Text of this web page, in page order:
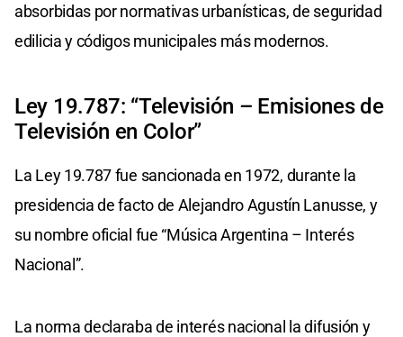
absorbidas por normativas urbanísticas, de seguridad
edilicia y códigos municipales más modernos.
Ley 19.787: “Televisión – Emisiones de
Televisión en Color”
La Ley 19.787 fue sancionada en 1972, durante la
presidencia de facto de Alejandro Agustín Lanusse, y
su nombre oficial fue “Música Argentina – Interés
Nacional”.
La norma declaraba de interés nacional la difusión y